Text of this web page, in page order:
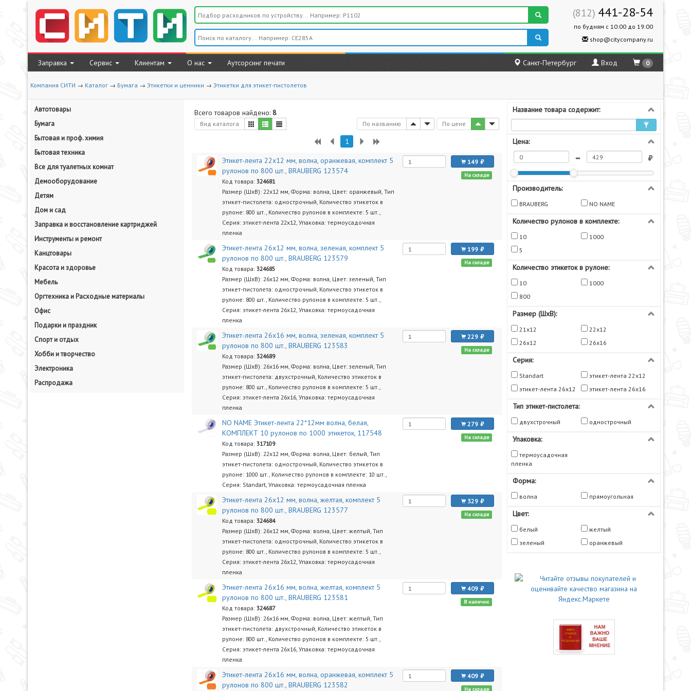
(812) 441-28-54
по будням с 10:00 до 19:00
shop@citycompany.ru
Заправка Сервис Клиентам О нас Аутсорсинг печати Санкт-Петербург Вход 0
Компания СИТИ → Каталог → Бумага → Этикетки и ценники → Этикетки для этикет-пистолетов
Автотовары
Бумага
Бытовая и проф. химия
Бытовая техника
Все для туалетных комнат
Демооборудование
Детям
Дом и сад
Заправка и восстановление картриджей
Инструменты и ремонт
Канцтовары
Красота и здоровье
Мебель
Оргтехника и Расходные материалы
Офис
Подарки и праздник
Спорт и отдых
Хобби и творчество
Электроника
Распродажа
Название товара содержит:
Цена:
Производитель:
BRAUBERG NO NAME
Количество рулонов в комплекте:
10
1000
5
Количество этикеток в рулоне:
10
1000
800
Размер (ШхВ):
21х12
22х12
26х12
26х16
Серия:
Standart
этикет-лента 22х12
этикет-лента 26х12
этикет-лента 26х16
Тип этикет-пистолета:
двухстрочный однострочный
Упаковка:
термоусадочная
пленка
Форма:
волна прямоугольная
Цвет:
белый
желтый
зеленый
оранжевый
Всего товаров найдено: 8
Вид каталога По названию По цене
1
Этикет-лента 22х12 мм, волна, оранжевая, комплект 5
рулонов по 800 шт., BRAUBERG 123574
Код товара:324681
Размер (ШхВ): 22х12 мм, Форма: волна, Цвет: оранжевый, Тип
этикет-пистолета: однострочный, Количество этикеток в
рулоне: 800 шт., Количество рулонов в комплекте: 5 шт.,
Серия: этикет-лента 22х12, Упаковка: термоусадочная
пленка
149
На складе
Этикет-лента 26х12 мм, волна, зеленая, комплект 5
рулонов по 800 шт., BRAUBERG 123579
Код товара:324685
Размер (ШхВ): 26х12 мм, Форма: волна, Цвет: зеленый, Тип
этикет-пистолета: однострочный, Количество этикеток в
рулоне: 800 шт., Количество рулонов в комплекте: 5 шт.,
Серия: этикет-лента 26х12, Упаковка: термоусадочная
пленка
199
На складе
Этикет-лента 26х16 мм, волна, зеленая, комплект 5
рулонов по 800 шт., BRAUBERG 123583
Код товара:324689
Размер (ШхВ): 26х16 мм, Форма: волна, Цвет: зеленый, Тип
этикет-пистолета: двухстрочный, Количество этикеток в
рулоне: 800 шт., Количество рулонов в комплекте: 5 шт.,
Серия: этикет-лента 26х16, Упаковка: термоусадочная
пленка
229
На складе
NO NAME Этикет-лента 22*12мм волна, белая,
КОМПЛЕКТ 10 рулонов по 1000 этикеток, 117548
Код товара:317109
Размер (ШхВ): 22х12 мм, Форма: волна, Цвет: белый, Тип
этикет-пистолета: однострочный, Количество этикеток в
рулоне: 1000 шт., Количество рулонов в комплекте: 10 шт.,
Серия: Standart, Упаковка: термоусадочная пленка
279
На складе
Этикет-лента 26х12 мм, волна, желтая, комплект 5
рулонов по 800 шт., BRAUBERG 123577
Код товара:324684
Размер (ШхВ): 26х12 мм, Форма: волна, Цвет: желтый, Тип
этикет-пистолета: однострочный, Количество этикеток в
рулоне: 800 шт., Количество рулонов в комплекте: 5 шт.,
Серия: этикет-лента 26х12, Упаковка: термоусадочная
пленка
329
На складе
Этикет-лента 26х16 мм, волна, желтая, комплект 5
рулонов по 800 шт., BRAUBERG 123581
Код товара:324687
Размер (ШхВ): 26х16 мм, Форма: волна, Цвет: желтый, Тип
этикет-пистолета: двухстрочный, Количество этикеток в
рулоне: 800 шт., Количество рулонов в комплекте: 5 шт.,
Серия: этикет-лента 26х16, Упаковка: термоусадочная
пленка
409
В наличии
Этикет-лента 26х16 мм, волна, оранжевая, комплект 5
рулонов по 800 шт., BRAUBERG 123582
409
На складе